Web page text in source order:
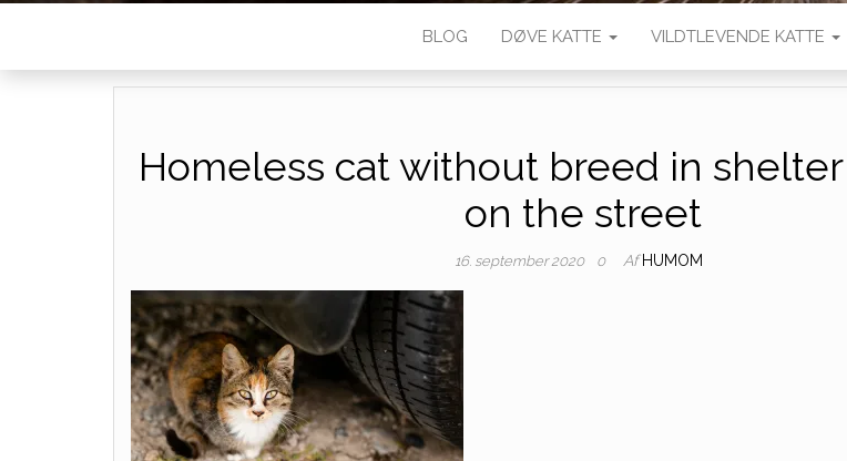
BLOG DØVE KATTE VILDTLEVENDE KATTE
Homeless cat without breed in
on the street
16. september 2020 0 Af HUMOM